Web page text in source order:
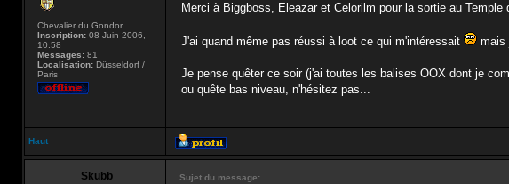
Chevalier du Gondor
Inscription: 08 Juin 2006,
10:58
Messages: 81
Localisation: Düsseldorf /
Paris
Merci à Biggboss, Eleazar et Celorilm pour la sortie au
J'ai quand même pas réussi à loot ce qui m'intéressait mais
Je pense quêter ce soir (j'ai toutes les balises OOX dont je
ou quête bas niveau, n'hésitez pas...
Haut
Skubb Sujet du message: